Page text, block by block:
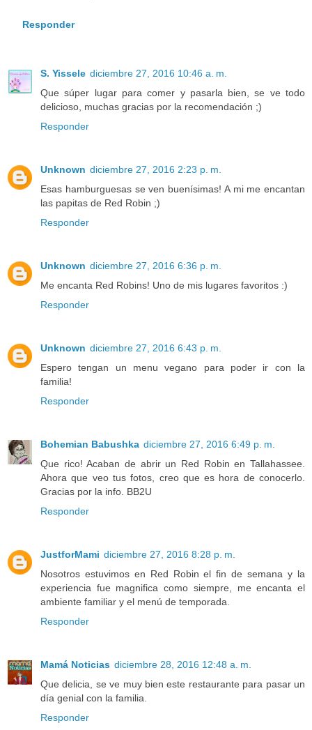
Responder
S. Yissele diciembre 27, 2016 10:46 a. m.
Que súper lugar para comer y pasarla bien, se ve todo
delicioso, muchas gracias por la recomendación ;)
Responder
Unknown diciembre 27, 2016 2:23 p. m.
Esas hamburguesas se ven buenísimas! A mi me encantan
las papitas de Red Robin ;)
Responder
Unknown diciembre 27, 2016 6:36 p. m.
Me encanta Red Robins! Uno de mis lugares favoritos :)
Responder
Unknown diciembre 27, 2016 6:43 p. m.
Espero tengan un menu vegano para poder ir con la
familia!
Responder
Bohemian Babushka diciembre 27, 2016 6:49 p. m.
Que rico! Acaban de abrir un Red Robin en Tallahassee.
Ahora que veo tus fotos, creo que es hora de conocerlo.
Gracias por la info. BB2U
Responder
JustforMami diciembre 27, 2016 8:28 p. m.
Nosotros estuvimos en Red Robin el fin de semana y la
experiencia fue magnifica como siempre, me encanta el
ambiente familiar y el menú de temporada.
Responder
Mamá Noticias diciembre 28, 2016 12:48 a. m.
Que delicia, se ve muy bien este restaurante para pasar un
día genial con la familia.
Responder